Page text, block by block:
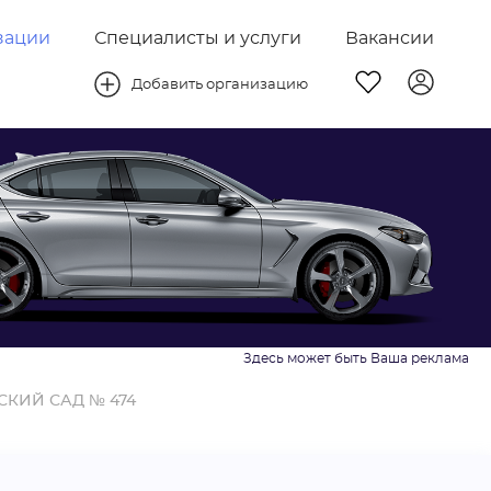
Специалисты и услуги Вакансии
Добавить организацию
САД № 474